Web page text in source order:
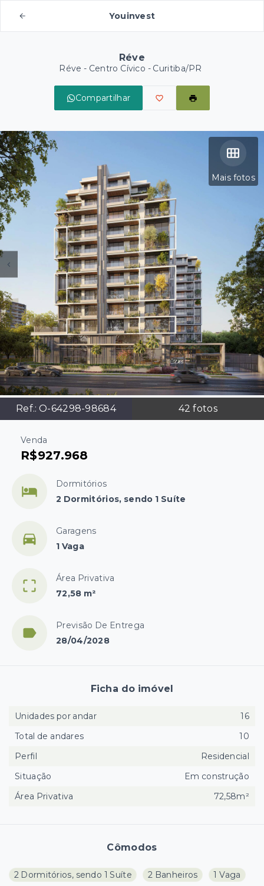
Youinvest
Réve
Réve - Centro Cívico - Curitiba/PR
Compartilhar
Mais fotos
Ref.:O-64298-98684 42 fotos
Venda
R$927.968
Dormitórios
2 Dormitórios, sendo 1 Suíte
Garagens
1 Vaga
Área Privativa
72,58 m²
Previsão De Entrega
28/04/2028
Cômodos
2 Dormitórios, sendo 1 Suíte 2 Banheiros 1 Vaga
Ficha do imóvel
Unidades por andar
16
Total de andares
10
Perfil
Residencial
Situação
Em construção
Área Privativa
72,58m²